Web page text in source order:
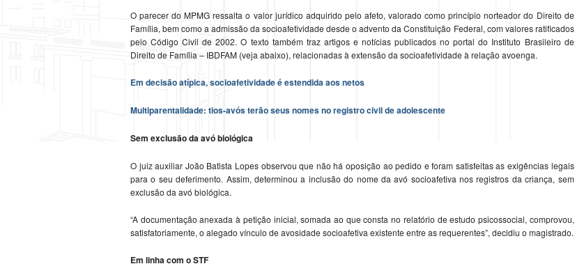
O parecer do MPMG ressalta o valor jurídico adquirido pelo afeto, valorado como princípio norteador do Direito de
Família, bem como a admissão da socioafetividade desde o advento da Constituição Federal, com valores ratificados
pelo Código Civil de 2002. O texto também traz artigos e notícias publicados no portal do Instituto Brasileiro de
Direito de Família – IBDFAM (veja abaixo), relacionadas à extensão da socioafetividade à relação avoenga.
Em decisão atípica, socioafetividade é estendida aos netos
Multiparentalidade: tios-avós terão seus nomes no registro civil de adolescente
Sem exclusão da avó biológica
O juiz auxiliar João Batista Lopes observou que não há oposição ao pedido e foram satisfeitas as exigências legais
para o seu deferimento. Assim, determinou a inclusão do nome da avó socioafetiva nos registros da criança, sem
exclusão da avó biológica.
“A documentação anexada à petição inicial, somada ao que consta no relatório de estudo psicossocial, comprovou,
satisfatoriamente, o alegado vínculo de avosidade socioafetiva existente entre as requerentes”, decidiu o magistrado.
Em linha com o STF